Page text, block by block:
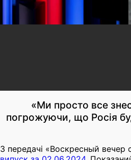
«Ми просто все
погрожуючи, що Росія
З передачі «Воскресный